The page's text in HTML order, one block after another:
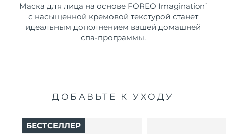
Маска для лица на основе FOREO Imagination ™
с насыщенной кремовой текстурой станет
идеальным дополнением вашей домашней
спа-программы.
ДОБАВЬТЕ К УХОДУ
БЕСТСЕЛЛЕР